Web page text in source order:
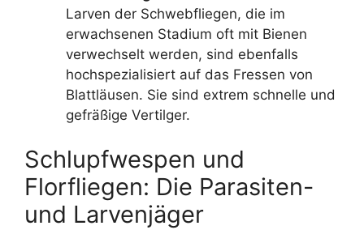
Larven der Schwebfliegen, die im
erwachsenen Stadium oft mit Bienen
verwechselt werden, sind ebenfalls
hochspezialisiert auf das Fressen von
Blattläusen. Sie sind extrem schnelle und
gefräßige Vertilger.
Schlupfwespen und
Florfliegen: Die Parasiten-
und Larvenjäger